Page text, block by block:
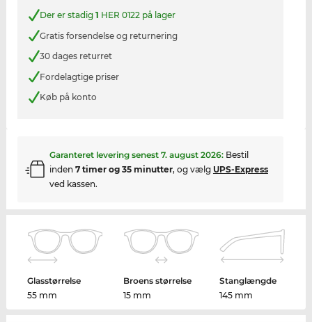
Der er stadig 1 HER 0122 på lager
Gratis forsendelse og returnering
30 dages returret
Fordelagtige priser
Køb på konto
Garanteret levering senest 7. august 2026: Bestil
inden 7 timer og 35 minutter, og vælg UPS-Express
ved kassen.
Glasstørrelse
55 mm
Broens størrelse
15 mm
Stanglængde
145 mm